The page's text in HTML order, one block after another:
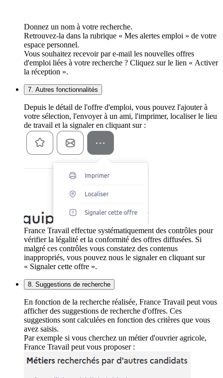
Donnez un nom à votre recherche.
Retrouvez-la dans la rubrique « Mes alertes emploi » de votre
espace personnel.
Vous souhaitez recevoir par e-mail les nouvelles offres
d'emploi liées à votre recherche ? Cliquez sur le lien « Activer
la réception ».
7. Autres fonctionnalités
Depuis le détail de l'offre d'emploi, vous pouvez l'ajouter à
votre sélection, l'envoyer à un ami, l'imprimer, localiser le lieu
de travail et la signaler en cliquant sur :
France Travail effectue systématiquement des contrôles pour
vérifier la légalité et la conformité des offres diffusées. Si
malgré ces contrôles vous constatez des contenus
inappropriés, vous pouvez nous le signaler en cliquant sur
« Signaler cette offre ».
8. Suggestions de recherche
En fonction de la recherche réalisée, France Travail peut vous
afficher des suggestions de recherche d'offres. Ces
suggestions sont calculées en fonction des critères que vous
avez saisis.
Par exemple si vous cherchez un métier d'ouvrier agricole,
France Travail peut vous proposer :